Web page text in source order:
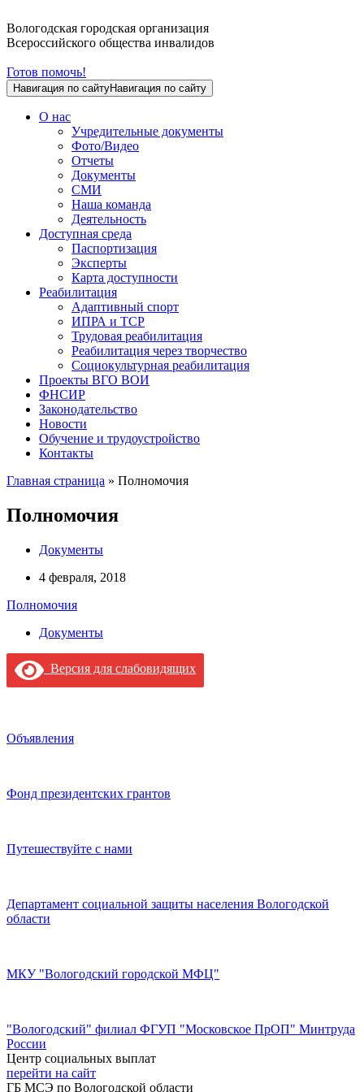
Вологодская городская организация
Всероссийского общества инвалидов
Готов помочь!
Навигация по сайтуНавигация по сайту
О нас
Учредительные документы
Фото/Видео
Отчеты
Документы
СМИ
Наша команда
Деятельность
Доступная среда
Паспортизация
Эксперты
Карта доступности
Реабилитация
Адаптивный спорт
ИПРА и ТСР
Трудовая реабилитация
Реабилитация через творчество
Социокультурная реабилитация
Проекты ВГО ВОИ
ФНСИР
Законодательство
Новости
Обучение и трудоустройство
Контакты
Главная страница » Полномочия
Полномочия
Документы
4 февраля, 2018
Полномочия
Документы
Версия для слабовидящих
Объявления
Фонд президентских грантов
Путешествуйте с нами
Департамент социальной защиты населения Вологодской
области
МКУ "Вологодский городской МФЦ"
"Вологодский" филиал ФГУП "Московское ПрОП" Минтруда
России
Центр социальных выплат
перейти на сайт
ГБ МСЭ по Вологодской области